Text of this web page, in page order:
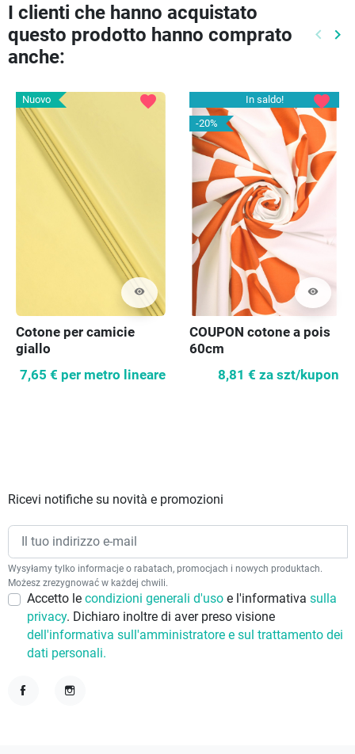
I clienti che hanno acquistato
questo prodotto hanno comprato
anche:
keyboard_arrow_left keyboard_arrow_right
Nuovo
visibility
favorite
Cotone per camicie
giallo
7,65 € per metro lineare
In saldo!
-20%
visibility
favorite
COUPON cotone a pois
60cm
8,81 € za szt/kupon
Ricevi notifiche su novità e promozioni
Wysyłamy tylko informacje o rabatach, promocjach i nowych produktach.
Możesz zrezygnować w każdej chwili.
Accetto le condizioni generali d'uso e l'informativa sulla
privacy. Dichiaro inoltre di aver preso visione
dell'informativa sull'amministratore e sul trattamento dei
dati personali.